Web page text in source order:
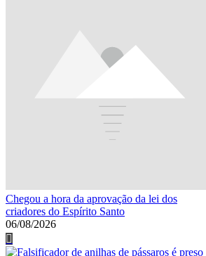
Chegou a hora da aprovação da lei dos
criadores do Espírito Santo
06/08/2026